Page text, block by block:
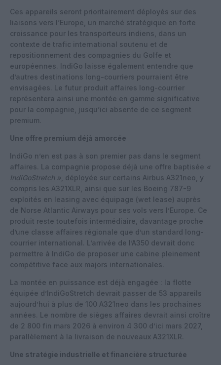
Ces appareils seront prioritairement déployés sur des
liaisons vers l’Europe, un marché stratégique en forte
croissance pour les transporteurs indiens, dans un
contexte de trafic international soutenu et de
repositionnement des compagnies du Golfe et
européennes. IndiGo laisse également entendre que
d’autres destinations long-courriers pourraient être
envisagées. Le futur produit affaires long-courrier
représentera ainsi une montée en gamme significative
pour la compagnie, jusqu’ici absente de ce segment
premium.
Une offre premium déjà amorcée
IndiGo n’en est pas à son premier pas dans le segment
affaires. La compagnie propose déjà une offre baptisée «
IndiGoStretch » , déployée sur certains Airbus A321neo, y
compris les A321XLR, ainsi que sur les Boeing 787-9
exploités en leasing avec équipage (wet lease) auprès
de Norse Atlantic Airways pour ses vols vers l’Europe. Ce
produit reste toutefois intermédiaire, davantage proche
d’une classe affaires régionale que d’un standard long-
courrier international. L’arrivée de l’A350 devrait donc
permettre à IndiGo de proposer une cabine pleinement
compétitive face aux majors internationales.
La montée en puissance est déjà engagée : la flotte
équipée d’IndiGoStretch devrait passer de 53 appareils
aujourd’hui à plus de 100 A321neo dans les prochaines
années. Le nombre de sièges affaires devrait ainsi croître
de 2 800 fin mars 2026 à environ 4 300 d’ici mars 2027,
parallèlement à la livraison de nouveaux A321XLR.
Une stratégie industrielle et financière structurée